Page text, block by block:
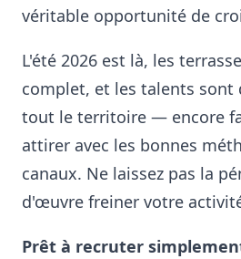
véritable opportunité de
L'été 2026 est là, les
complet, et les talents sont
tout le territoire — encore
attirer avec les bonnes
canaux. Ne laissez pas la
d'œuvre freiner votre
Prêt à recruter